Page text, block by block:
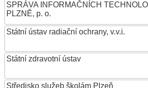
SPRÁVA INFORMAČNÍCH
PLZNĚ, p. o.
Státní ústav radiační ochrany, v.v.i.
Státní zdravotní ústav
Středisko služeb školám Plzeň